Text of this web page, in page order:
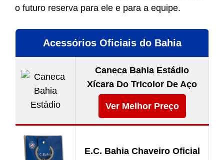
o futuro reserva para ele e para a equipe.
Acessórios Oficiais do Bahia
Caneca Bahia Estádio
Xícara Do Tricolor De Aço
Ver Melhor Preço
E.C. Bahia Chaveiro Oficial